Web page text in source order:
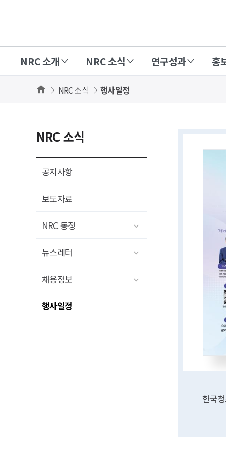
인
문
(NRC)
NRC 소개 NRC 소식 연구성과 홍
HomeNRC 소식 행사일정
NRC 소식
공지사항
보도자료
NRC 동정
뉴스레터
채용정보
행사일정
한국